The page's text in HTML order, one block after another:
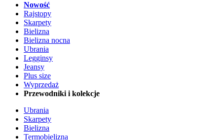
Nowość
Rajstopy
Skarpety
Bielizna
Bielizna nocna
Ubrania
Legginsy
Jeansy
Plus size
Wyprzedaż
Przewodniki i kolekcje
Ubrania
Skarpety
Bielizna
Termobielizna